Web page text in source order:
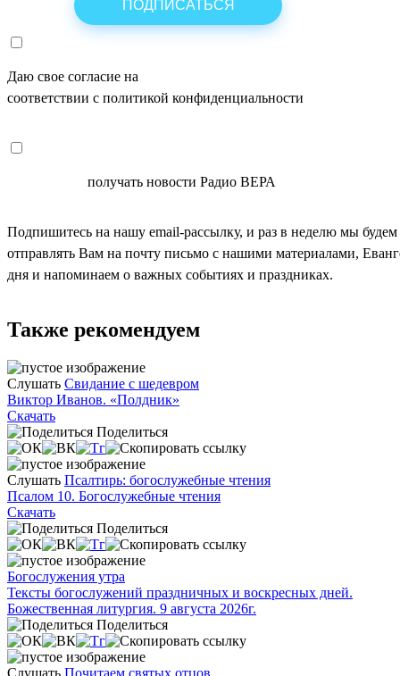
Даю свое согласие на
соответствии с политикой конфиденциальности
получать новости Радио ВЕРА
Подпишитесь на нашу email-рассылку, и раз в неделю мы будем
отправлять Вам на почту письмо с нашими материалами,
дня и напоминаем о важных событиях и праздниках.
Также рекомендуем
Слушать Свидание с шедевром
Виктор Иванов. «Полдник»
Скачать
Поделиться
Слушать Псалтирь: богослужебные чтения
Псалом 10. Богослужебные чтения
Скачать
Поделиться
Богослужения утра
Тексты богослужений праздничных и воскресных дней.
Божественная литургия. 9 августа 2026г.
Поделиться
Слушать Почитаем святых отцов